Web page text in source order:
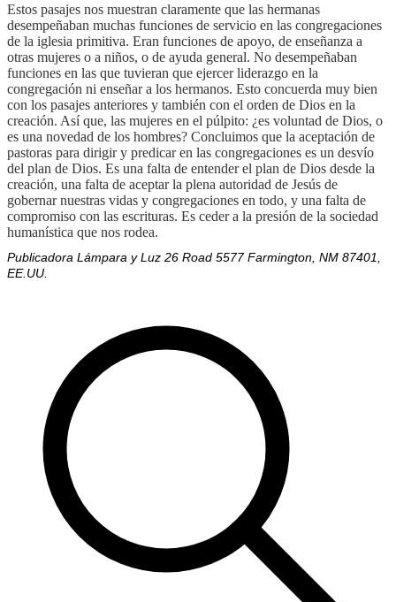
Estos pasajes nos muestran claramente que las hermanas
desempeñaban muchas funciones de servicio en las congregaciones
de la iglesia primitiva. Eran funciones de apoyo, de enseñanza a
otras mujeres o a niños, o de ayuda general. No desempeñaban
funciones en las que tuvieran que ejercer liderazgo en la
congregación ni enseñar a los hermanos. Esto concuerda muy bien
con los pasajes anteriores y también con el orden de Dios en la
creación. Así que, las mujeres en el púlpito: ¿es voluntad de Dios, o
es una novedad de los hombres? Concluimos que la aceptación de
pastoras para dirigir y predicar en las congregaciones es un desvío
del plan de Dios. Es una falta de entender el plan de Dios desde la
creación, una falta de aceptar la plena autoridad de Jesús de
gobernar nuestras vidas y congregaciones en todo, y una falta de
compromiso con las escrituras. Es ceder a la presión de la sociedad
humanística que nos rodea.
Publicadora Lámpara y Luz 26 Road 5577 Farmington, NM 87401,
EE.UU.